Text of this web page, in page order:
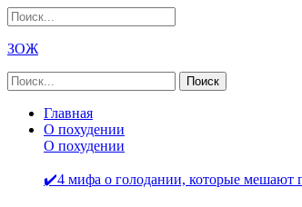
ЗОЖ
Главная
О похудении
О похудении
✔️4 мифа о голодании, которые мешают